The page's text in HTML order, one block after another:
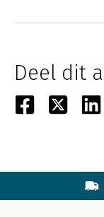
Deel dit